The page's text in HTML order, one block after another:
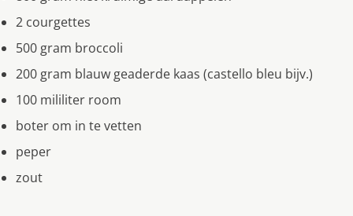
2 courgettes
500 gram broccoli
200 gram blauw geaderde kaas (castello bleu bijv.)
100 mililiter room
boter om in te vetten
peper
zout